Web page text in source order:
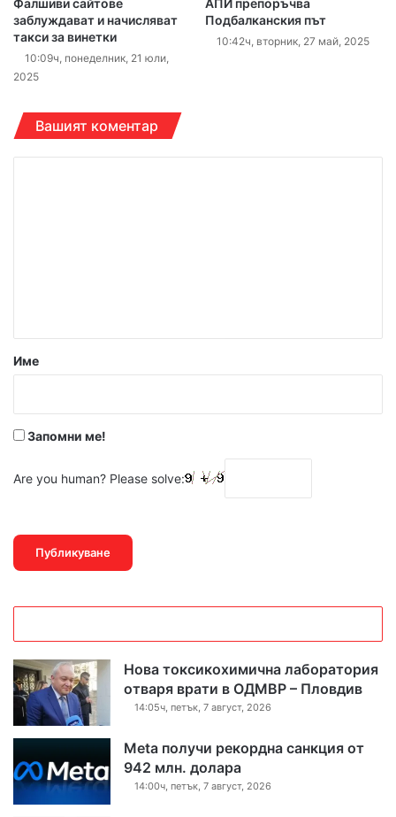
Фалшиви сайтове
заблуждават и начисляват
такси за винетки
10:09ч, понеделник, 21 юли,
2025
АПИ препоръчва
Подбалканския път
10:42ч, вторник, 27 май, 2025
Вашият коментар
р
Име
Запомни ме!
Are you human? Please solve:
Нова токсикохимична лаборатория
отваря врати в ОДМВР – Пловдив
14:05ч, петък, 7 август, 2026
Meta получи рекордна санкция от
942 млн. долара
14:00ч, петък, 7 август, 2026